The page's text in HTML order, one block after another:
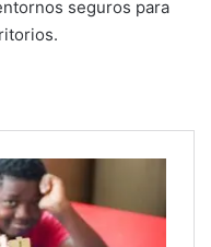
seguros para